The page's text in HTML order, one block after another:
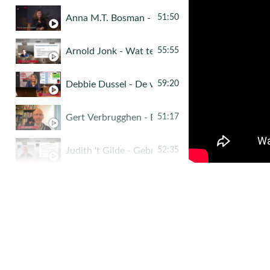
Anna M.T. Bosman - Interview met Jan Tishauser
51:50
Arnold Jonk - Wat te doen aan segregatie?
55:55
Debbie Dussel - De verhaalsom beter bekeken
59:20
Gert Verbrugghen - Evidence-informed werken
51:17
Judith 't Gilde - Gebruik maken van de
52:35